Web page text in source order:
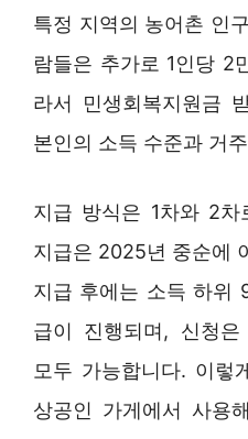
특정 지역의 농어촌 인
람들은 추가로 1인당 2
라서 민생회복지원금
본인의 소득 수준과 거
지급 방식은 1차와 2
지급은 2025년 중순에
지급 후에는 소득 하위
급이 진행되며, 신청은
모두 가능합니다. 이렇
상공인 가게에서 사용